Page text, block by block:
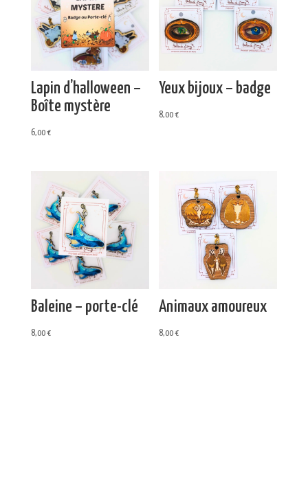
Lapin d’halloween –
Boîte mystère
6,00€
Yeux bijoux – badge
8,00€
Baleine – porte-clé
8,00€
Animaux amoureux
8,00€